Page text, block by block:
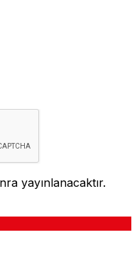
yayınlanacaktır.